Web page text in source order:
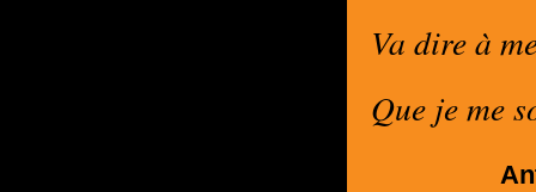
Va dire à
Que je me